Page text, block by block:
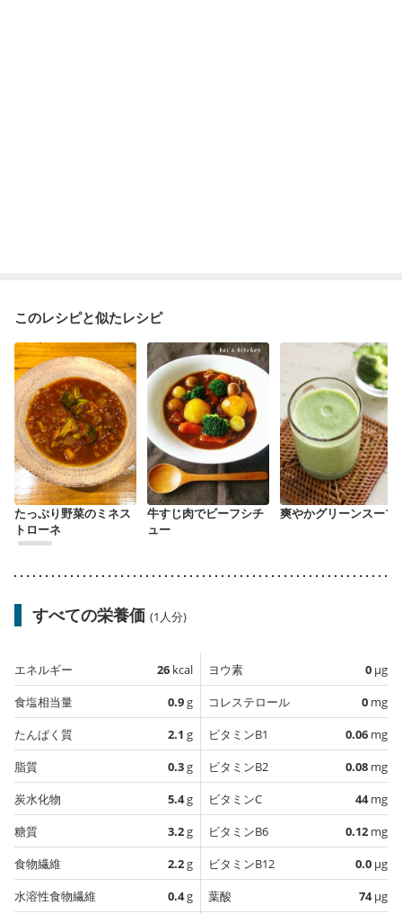
このレシピと似たレシピ
たっぷり野菜のミネス
トローネ
牛すじ肉でビーフシチ
ュー
爽やかグリーンスープ
すべての栄養価 (1人分)
エネルギー 26 kcal
食塩相当量
0.9g
たんぱく質
2.1 g
脂質
0.3g
炭水化物
5.4g
糖質
3.2g
食物繊維
2.2g
水溶性食物繊維
0.4g
ヨウ素 0 µg
コレステロール
0 mg
ビタミンB1
0.06 mg
ビタミンB2
0.08 mg
ビタミンC
44mg
ビタミンB6
0.12 mg
ビタミンB12
0.0 µg
葉酸
74µg